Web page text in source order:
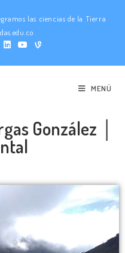
las ciencias de la Tierra
MENÚ
González │